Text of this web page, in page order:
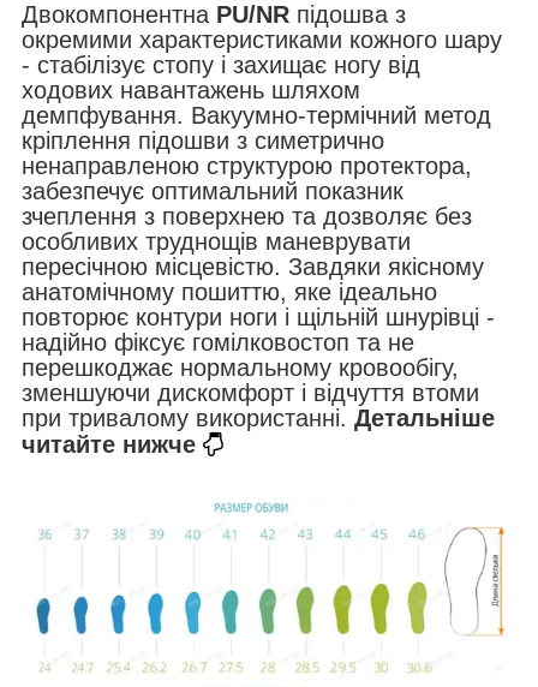
Двокомпонентна PU/NR підошва з
окремими характеристиками кожного шару
- стабілізує стопу і захищає ногу від
ходових навантажень шляхом
демпфування. Вакуумно-термічний метод
кріплення підошви з симетрично
ненаправленою структурою протектора,
забезпечує оптимальний показник
зчеплення з поверхнею та дозволяє без
особливих труднощів маневрувати
пересічною місцевістю. Завдяки якісному
анатомічному пошиттю, яке ідеально
повторює контури ноги і щільній шнурівці -
надійно фіксує гомілковостоп та не
перешкоджає нормальному кровообігу,
зменшуючи дискомфорт і відчуття втоми
при тривалому використанні. Детальніше
читайте нижче